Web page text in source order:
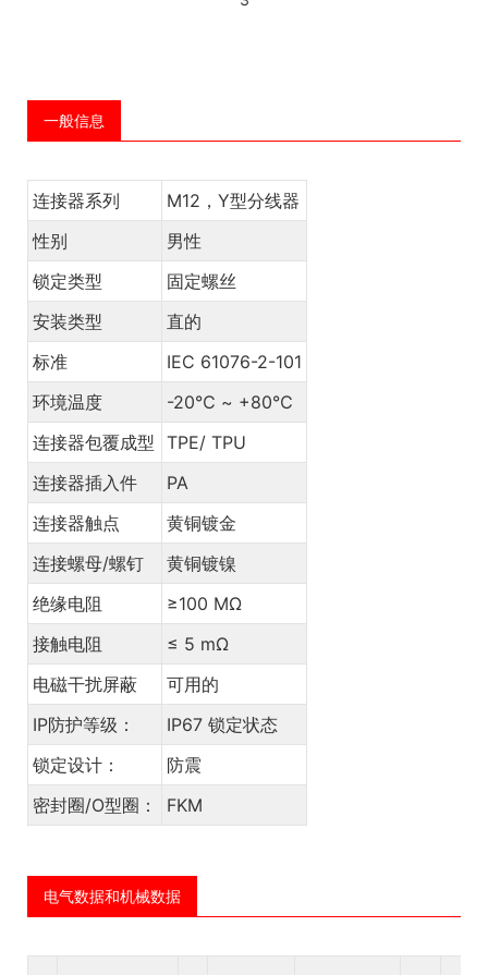
一般信息
连接器系列
M12，Y型分线器
性别
男性
锁定类型
固定螺丝
安装类型
直的
标准
IEC 61076-2-101
环境温度
-20℃ ~ +80℃
连接器包覆成型 TPE/ TPU
连接器插入件
PA
连接器触点
黄铜镀金
连接螺母/螺钉
黄铜镀镍
绝缘电阻
≥100 MΩ
接触电阻
≤ 5 mΩ
电磁干扰屏蔽
可用的
IP防护等级：
IP67 锁定状态
锁定设计：
防震
密封圈/O型圈：
FKM
电气数据和机械数据